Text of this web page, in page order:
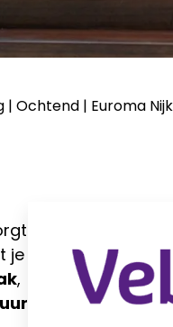
Ochtend | Euroma
je
,